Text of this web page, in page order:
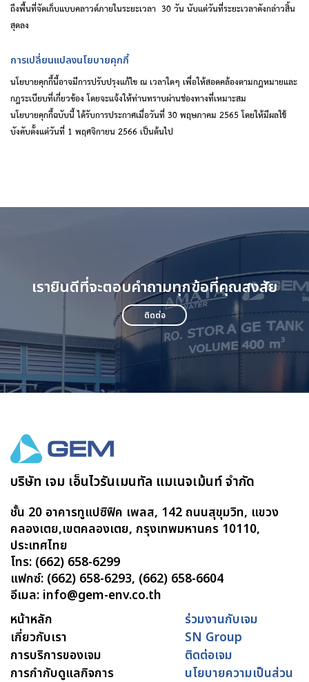
ถึงพื้นที่จัดเก็บแบบคลาวด์ภายในระยะเวลา 30วันนับแต่วันที่ระยะเวลาดังกล่าวสิ้น
สุดลง
การเปลี่ยนแปลงนโยบายคุกกี้
นโยบายคุกกี้นี้อาจมีการปรับปรุงแก้ไข ณ เวลาใดๆ เพื่อให้สอดคล้องตามกฎหมายและ
กฎระเบียบที่เกี่ยวข้องโดยจะแจ้งให้ท่านทราบผ่านช่องทางที่เหมาะสม
นโยบายคุกกี้ฉบับนี้ ได้รับการประกาศเมื่อวันที่ 30 พฤษภาคม 2565 โดยให้มีผลใช้
บังคับตั้งแต่วันที่ 1 พฤศจิกายน 2566 เป็นต้นไป
เรายินดีที่จะตอบคำถามทุกข้อที่คุณสงสัย
ติดต่อ
บริษัท เจม เอ็นไวรันเมนทัล แมเนจเม้นท์ จำกัด
ชั้น 20 อาคารทูแปซิฟิค เพลส, 142 ถนนสุขุมวิท, แขวง
คลองเตย,เขตคลองเตย, กรุงเทพมหานคร 10110,
ประเทศไทย
โทร: (662) 658-6299
แฟกซ์: (662) 658-6293, (662) 658-6604
อีเมล: info@gem-env.co.th
หน้าหลัก
เกี่ยวกับเรา
การบริการของเจม
การกำกับดูแลกิจการ
ร่วมงานกับเจม
SN Group
ติดต่อเจม
นโยบายความเป็นส่วน